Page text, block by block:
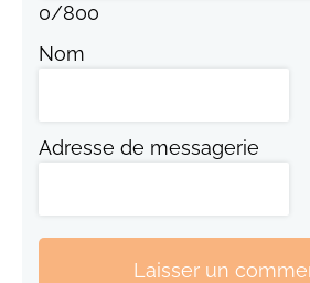
0/800
Nom
Adresse de messagerie
Laisser un